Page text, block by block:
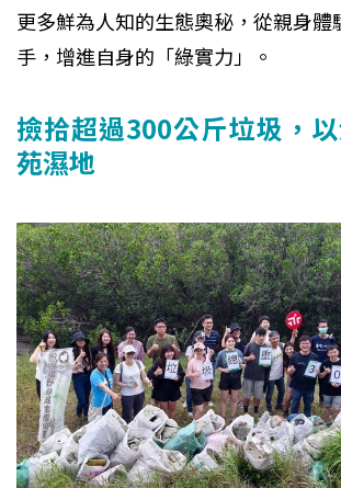
更多鮮為人知的生態奧秘，從親身體
手，增進自身的「綠實力」。
撿拾超過300公斤垃圾，
苑濕地